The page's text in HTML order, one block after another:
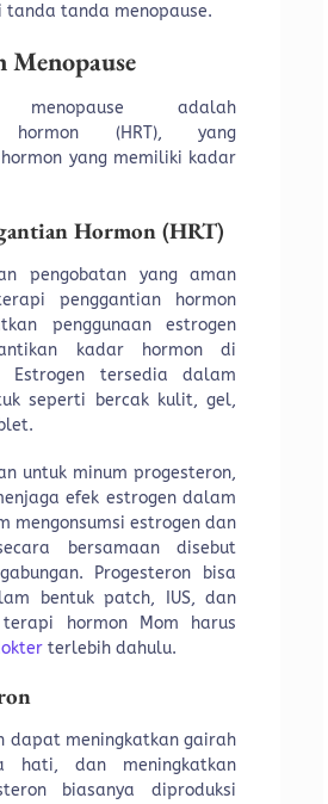
tanda tanda menopause.
Menopause
menopause adalah
hormon (HRT), yang
yang memiliki kadar
Hormon (HRT)
pengobatan yang aman
penggantian hormon
penggunaan estrogen
kadar hormon di
Estrogen tersedia dalam
seperti bercak kulit, gel,
untuk minum progesteron,
efek estrogen dalam
mengonsumsi estrogen dan
bersamaan disebut
Progesteron bisa
bentuk patch, IUS, dan
hormon Mom harus
terlebih dahulu.
dapat meningkatkan gairah
hati, dan meningkatkan
biasanya diproduksi